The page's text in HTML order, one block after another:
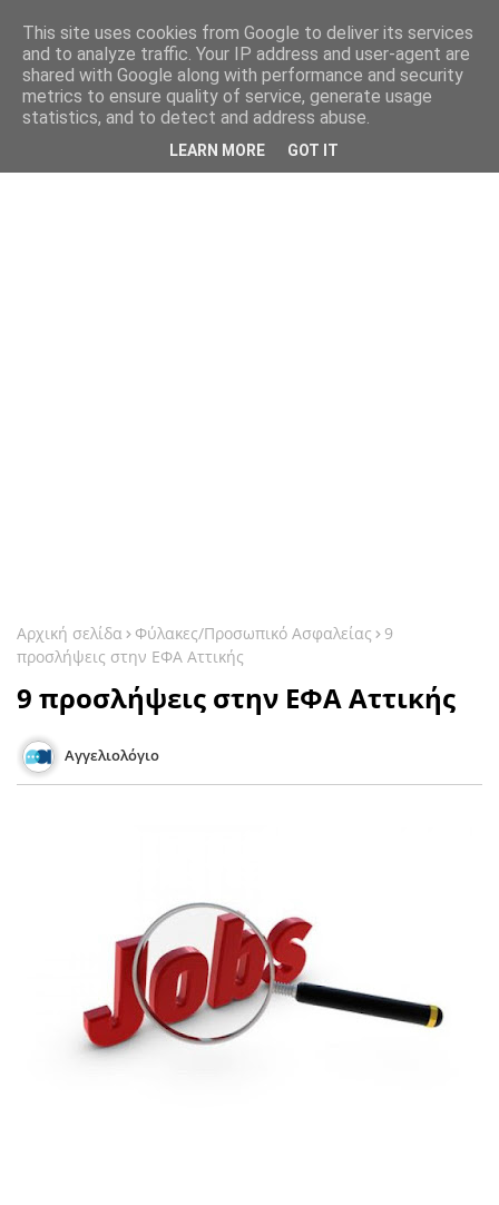
Αρχική σελίδα Φύλακες/Προσωπικό Ασφαλείας
9
προσλήψεις στην ΕΦΑ Αττικής
9 προσλήψεις στην ΕΦΑ Αττικής
Αγγελιολόγιο
This site uses cookies from Google to deliver its services
and to analyze traffic. Your IP address and user-agent are
shared with Google along with performance and security
metrics to ensure quality of service, generate usage
statistics, and to detect and address abuse.
LEARN MORE GOT IT